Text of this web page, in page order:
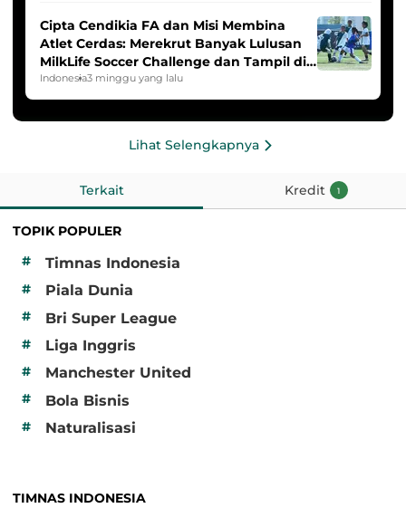
Cipta Cendikia FA dan Misi Membina
Atlet Cerdas: Merekrut Banyak Lulusan
MilkLife Soccer Challenge dan Tampil di
HYDROPLUS Soccer League
Indonesia3 minggu yang lalu
Lihat Selengkapnya
Terkait Kredit 1
TOPIK POPULER
#
Timnas Indonesia
# Piala Dunia
# Bri Super League
# Liga Inggris
# Manchester United
# Bola Bisnis
# Naturalisasi
TIMNAS INDONESIA